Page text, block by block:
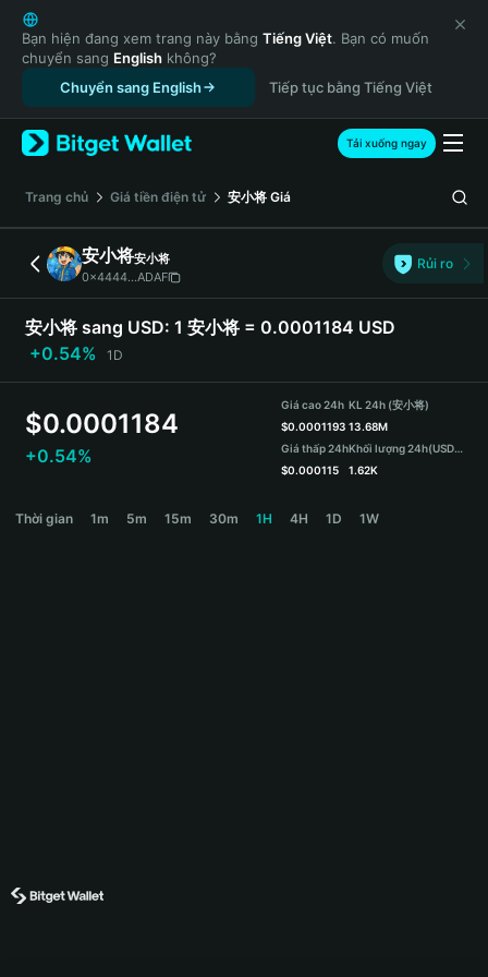
English
日本語
Tiếng Việt
Русский
Español (Latinoamérica)
Türkçe
Français
Deutsch
简体中文
繁體中文
Português (Portugal)
Bahasa Indonesia
ภาษาไทย
हिन्दी
Español
Português (Brasil)
Bạn hiện đang xem trang này bằng Tiếng Việt. Bạn có muốn
chuyển sang English không?
Chuyển sang English
Tiếp tục bằng Tiếng Việt
Tải xuống ngay
‌Trang chủ Giá tiền điện tử 安小将 Giá
安小将安小将
0x4444...ADAF
Rủi ro
安小将 sang USD: 1 安小将 = 0.0001184 USD
+0.54%
1D
$0.0001184
+0.54%
Giá cao 24h
$0.0001193
Giá thấp 24h
$0.000115
KL 24h (安小将)
13.68M
Khối lượng 24h(USDT)
1.62K
Thời gian 1m 5m 15m 30m 1H 4H 1D 1W